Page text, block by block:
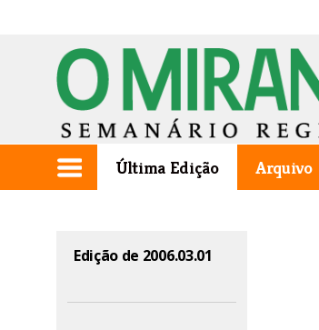
Última Edição Arquivo
Edição de 2006.03.01